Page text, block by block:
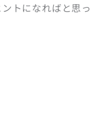
トになればと思っ